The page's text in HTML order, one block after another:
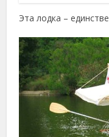
Эта лодка –